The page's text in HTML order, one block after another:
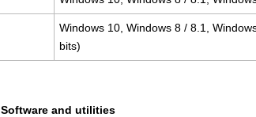
Windows 10, Windows 8 / 8.1,
bits)
Software and utilities